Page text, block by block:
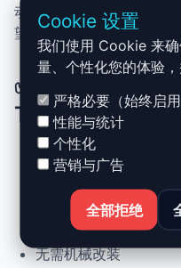
动力、扭矩并优化油耗。
望保持原厂可靠性的车主。
✅ Audi A6 - C7
TDI - 163ch
动力提升高达 +30%，
正常驾驶下优化油耗
可随时恢复原厂设置
无需机械改装
Cookie 设置
我们使用 Cookie 来
量、个性化您的体验，
严格必要（始终启用
性能与统计
个性化
营销与广告
全部拒绝